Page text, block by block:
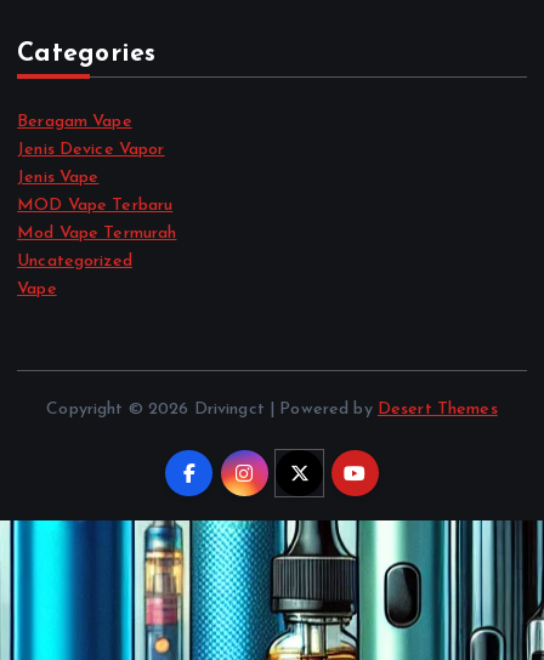
Categories
Beragam Vape
Jenis Device Vapor
Jenis Vape
MOD Vape Terbaru
Mod Vape Termurah
Uncategorized
Vape
Copyright © 2026 Drivingct | Powered by Desert Themes